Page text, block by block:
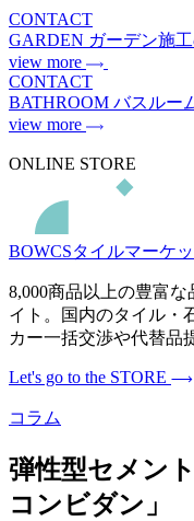
CONTACT
GARDEN ガーデン施
view more
CONTACT
BATHROOM バスルー
view more
ONLINE STORE
BOWCSタイルマーケッ
8,000商品以上の豊富
イト。国内のタイル・
カー一括交渉や代替品
Let's go to the STORE
コラム
弾性型セメン
コンビダン」